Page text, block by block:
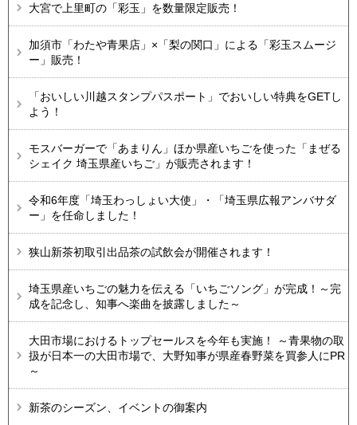
大宮で上里町の「彩玉」を数量限定販売！
加須市「わたや青果店」×「梨の関口」による「彩玉スムージ
ー」販売！
「おいしい川越スタンプパスポート」でおいしい特典をGETし
よう！
モスバーガーで「あまりん」ほか県産いちごを使った「まぜる
シェイク 埼玉県産いちご」が販売されます！
令和6年度「埼玉わっしょい大使」・「埼玉県広報アンバサダ
ー」を任命しました！
狭山新茶初取引出品茶の試飲会が開催されます！
埼玉県産いちごの魅力を伝える「いちごソング」が完成！～完
成を記念し、知事へ楽曲を披露しました～
大田市場におけるトップセールスを今年も実施！ ～青果物の取
扱が日本一の大田市場で、大野知事が県産春野菜を買参人にPR
～
新茶のシーズン、イベントの御案内